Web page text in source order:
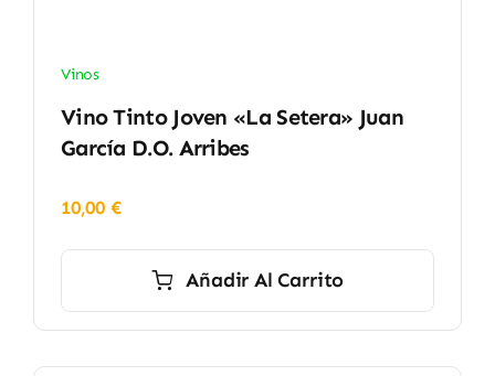
Vinos
Vino Tinto Joven «La Setera» Juan
García D.O. Arribes
10,00 €
Añadir Al Carrito